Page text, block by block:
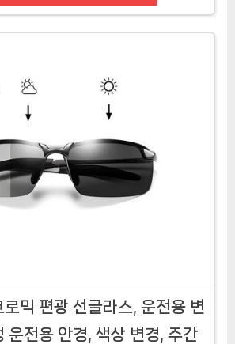
믹 편광 선글라스, 운전용 변
운전용 안경, 색상 변경, 주간